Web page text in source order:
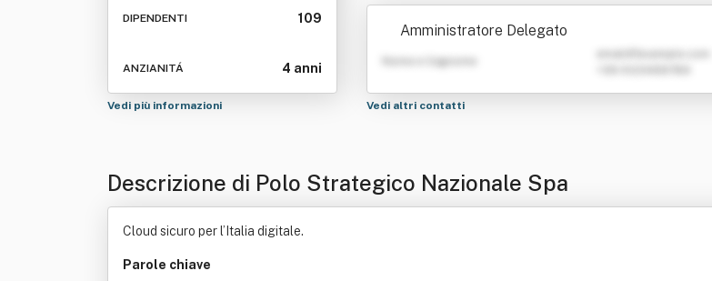
DIPENDENTI 109
ANZIANITÁ 4 anni
Vedi più informazioni
pa
Amministratore Delegato
Nome e Cognome
Vedi altri contatti
Descrizione di Polo Strategico Nazionale Spa
Cloud sicuro per l’Italia digitale.
Parole chiave